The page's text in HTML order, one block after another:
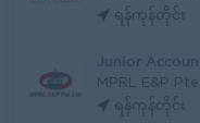
ရန်ကုန်တိုင်း
Junior
MPRL E&P Pte
ရန်ကုန်တိုင်း